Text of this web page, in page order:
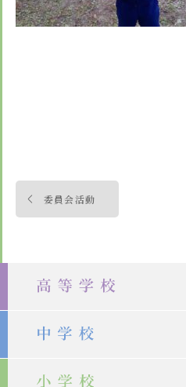
投
稿
委員会活動